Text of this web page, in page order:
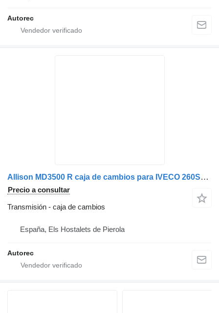
Autorec
Allison MD3500 R caja de cambios para IVECO 260S27 camión
Precio a consultar
Transmisión - caja de cambios
España, Els Hostalets de Pierola
Autorec